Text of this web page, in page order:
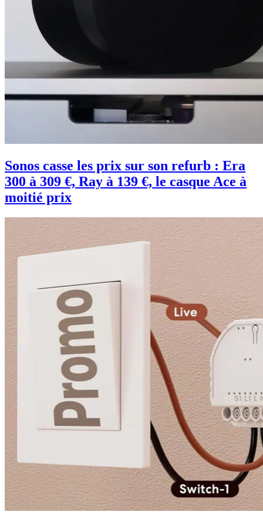
Sonos casse les prix sur son refurb : Era
300 à 309 €, Ray à 139 €, le casque Ace à
moitié prix